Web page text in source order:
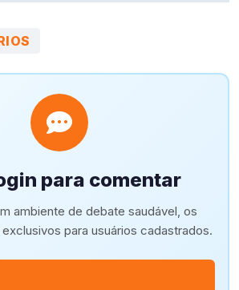
para comentar
ambiente de debate saudável, os
para usuários cadastrados.